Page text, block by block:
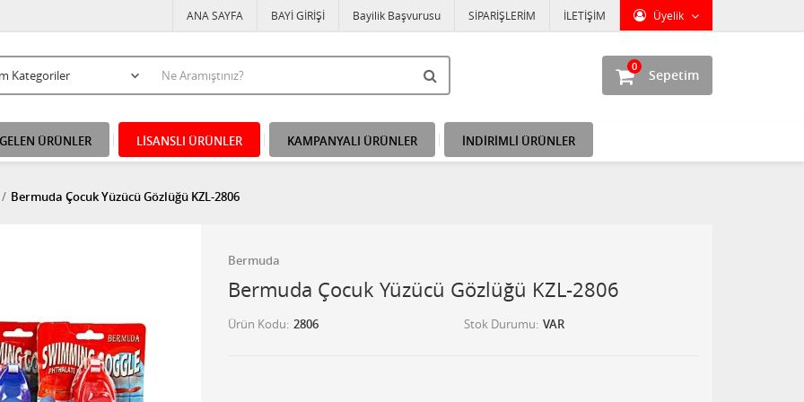
Üyelik
ANA SAYFA BAYİ GİRİŞİ Bayilik Başvurusu SİPARİŞLERİM İLETİŞİM
Sepetim
0
ÜRÜNLER LİSANSLI ÜRÜNLER KAMPANYALI ÜRÜNLER İNDİRİMLİ ÜRÜNLER
Bermuda Çocuk Yüzücü Gözlüğü KZL-2806
Bermuda
Bermuda Çocuk Yüzücü Gözlüğü KZL-2806
Ürün Kodu 2806 Stok Durumu VAR